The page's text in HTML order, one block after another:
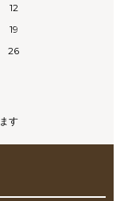
12
19
26
す